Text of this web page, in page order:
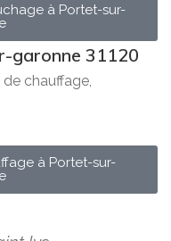
à Portet-sur-
garonne 31120
chauffage,
à Portet-sur-